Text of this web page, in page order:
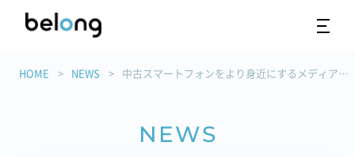
HOME NEWS 中古スマートフォンをより身近にするメディア「にこスマ通信」をリリース
NEWS